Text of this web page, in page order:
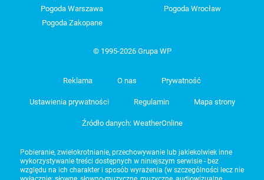
Pogoda Warszawa
Pogoda Wrocław
Pogoda Zakopane
© 1995-2026 Grupa WP
Reklama O nas Prywatność
Ustawienia prywatności Regulamin Mapa strony
Źródło danych: WeatherOnline
Pobieranie, zwielokrotnianie, przechowywanie lub jakiekolwiek inne
wykorzystywanie treści dostępnych w niniejszym serwisie - bez
względu na ich charakter i sposób wyrażenia (w szczególności lecz nie